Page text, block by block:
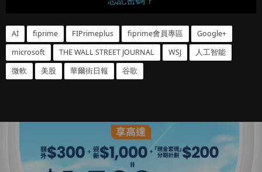
AI fiprime FIPrimeplus fiprime會員專區
Google+
microsoft
THE WALL STREET JOURNAL WSJ
人工智能
微軟
美股 華爾街日報 谷歌